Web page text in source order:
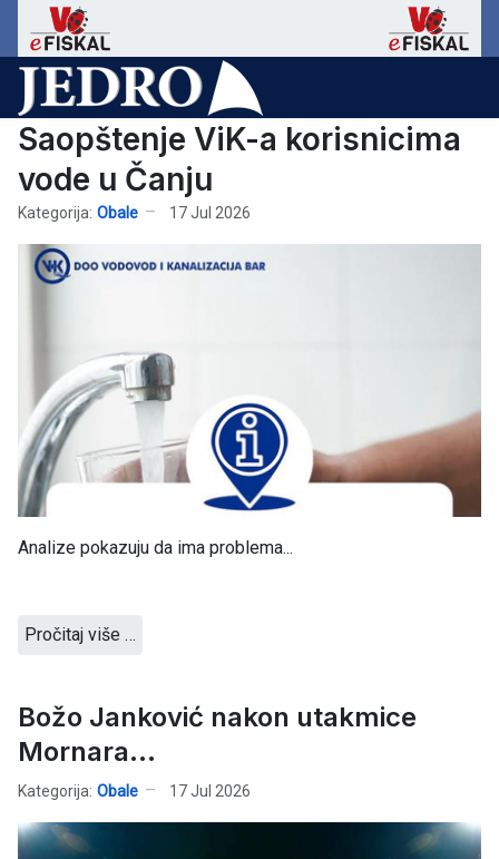
Saopštenje ViK-a korisnicima
vode u Čanju
Kategorija: Obale 17 Jul 2026
Analize pokazuju da ima problema...
Pročitaj više …
Božo Janković nakon utakmice
Mornara...
Kategorija: Obale 17 Jul 2026